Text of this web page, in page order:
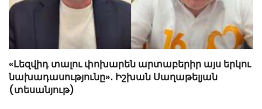
«Լեզվիդ տալու փոխարեն արտաբերիր այս երկու
նախադասությունը»․ Իշխան Սաղաթելյան
(տեսանյութ)